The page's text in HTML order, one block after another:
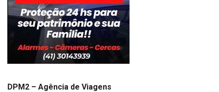
DPM2 – Agência de Viagens